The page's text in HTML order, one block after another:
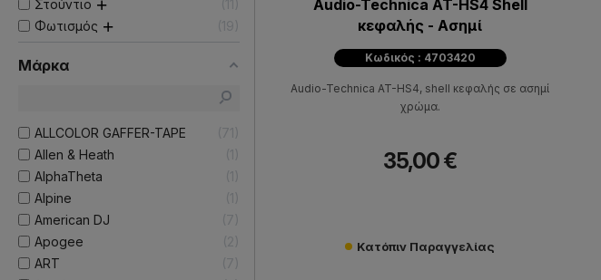
Στούντιο
11
Φωτισμός
19
Μάρκα
ALLCOLOR GAFFER-TAPE
71
Allen & Heath
1
AlphaTheta
1
Alpine
1
American DJ
7
Apogee
2
ART
7
Audio-Technica AT-HS4 Shell
κεφαλής - Ασημί
Κωδικός : 4703420
Audio-Technica AT-HS4, shell κεφαλής σε ασημί
χρώμα.
35,00 €
Κατόπιν Παραγγελίας